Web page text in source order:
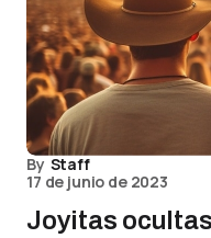
By Staff
17 de junio de 2023
Joyitas